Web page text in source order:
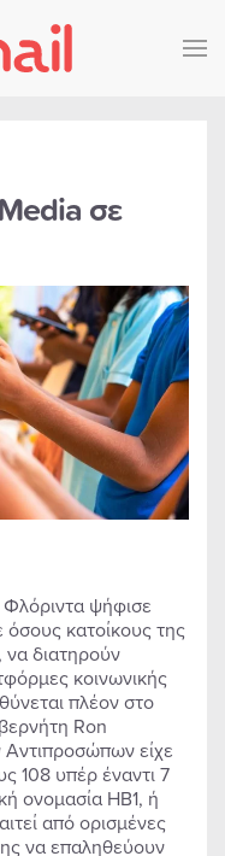
σε
ψήφισε
κατοίκους της
να διατηρούν
κοινωνικής
πλέον στο
Ron
είχε
108 υπέρ έναντι 7
ονομασία HB1, ή
από ορισμένες
να επαληθεύουν